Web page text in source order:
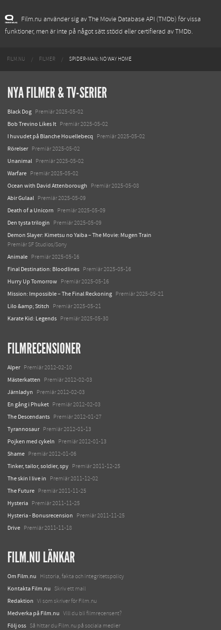
Film.nu använder sig av The Movie Database API (TMDb) för vissa
funktioner, men är inte på något sätt stödd eller certifierad av TMDb.
FILM.NU FILMER SPIDER-MAN: NO WAY HOME
NYA FILMER & TV-SERIER
Black Dog Premiär 2025-05-02
Bob Trevino Likes It Premiär 2025-05-02
I huvudet på Blanche Houellebecq Premiär 2025-05-02
Rörelser Premiär 2025-05-02
Unanimal Premiär 2025-05-02
Warfare Premiär 2025-05-02
Ocean with David Attenborough Premiär 2025-05-08
Abir Gulaal Premiär 2025-05-09
Death of a Unicorn Premiär 2025-05-09
Den tysta trilogin Premiär 2025-05-09
Demon Slayer: Kimetsu no Yaiba – The Movie: Mugen Train
Premiär SF Studios/Sony
Animale Premiär 2025-05-16
Final Destination: Bloodlines Premiär 2025-05-16
Hurry Up Tomorrow Premiär 2025-05-16
Mission: Impossible – The Final Reckoning Premiär 2025-05-21
Lilo &amp; Stitch Premiär 2025-05-21
Karate Kid: Legends Premiär 2025-05-30
FILMRECENSIONER
Alper Premiär 2012-02-10
Mästerkatten Premiär 2012-02-03
Järnladyn Premiär 2012-02-03
En gång i Phuket Premiär 2012-02-03
The Descendants Premiär 2012-01-27
Tyrannosaur Premiär 2012-01-13
Pojken med cykeln Premiär 2012-01-13
Shame Premiär 2012-01-06
Tinker, tailor, soldier, spy Premiär 2011-12-25
The skin I live in Premiär 2011-12-02
The Future Premiär 2011-11-25
Hysteria Premiär 2011-11-25
Hysteria - Bonusrecension Premiär 2011-11-25
Drive Premiär 2011-11-18
FILM.NU LÄNKAR
Om Film.nu Historia, fakta och integritetspolicy
Kontakta Film.nu Skriv ett mail
Redaktion Vi som skriver för Film.nu
Medverka på Film.nu Vill du bli filmrecensent?
Följ oss Så hittar du Film.nu på sociala medier